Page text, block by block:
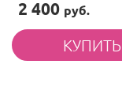
2 400 руб.